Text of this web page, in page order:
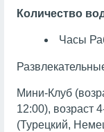
Количество
Часы
Мини-Клуб
12:00), возраст
(Турецкий,